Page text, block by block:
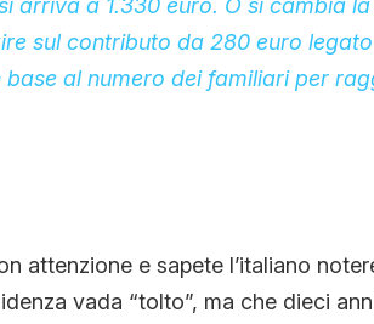
arriva a 1.330 euro. O si cambia
sul contributo da 280 euro legato
base al numero dei familiari per
attenzione e sapete l’italiano
vada “tolto”, ma che dieci